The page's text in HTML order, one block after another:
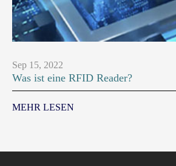
Sep 15, 2022
Was ist eine RFID Reader?
MEHR LESEN